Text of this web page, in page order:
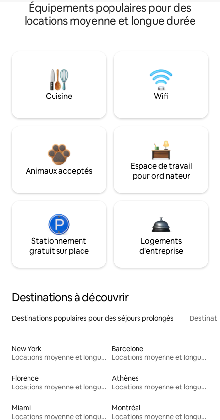
Équipements populaires pour des
locations moyenne et longue durée
Cuisine Wifi
Animaux acceptés
Espace de travail
pour ordinateur
Stationnement
gratuit sur place
Logements
d'entreprise
Destinations à découvrir
Destinations populaires pour des séjours prolongés
New York
Locations moyenne et longue durée
Barcelone
Locations moyenne et longue durée
Florence
Locations moyenne et longue durée
Athènes
Locations moyenne et longue durée
Miami
Locations moyenne et longue durée
Montréal
Locations moyenne et longue durée